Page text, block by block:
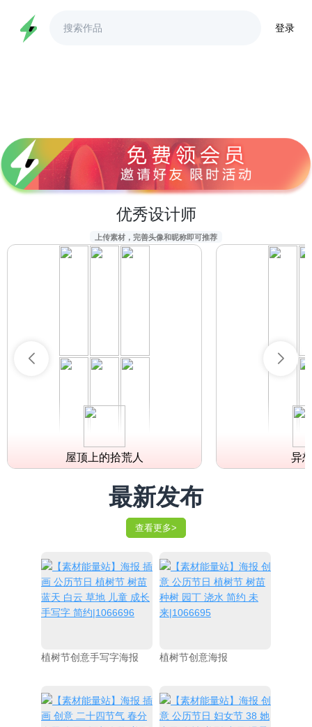
登录
优秀设计师
上传素材，完善头像和昵称即可推荐
屋顶上的拾荒人 异
最新发布
查看更多>
植树节创意手写字海报 植树节创意海报